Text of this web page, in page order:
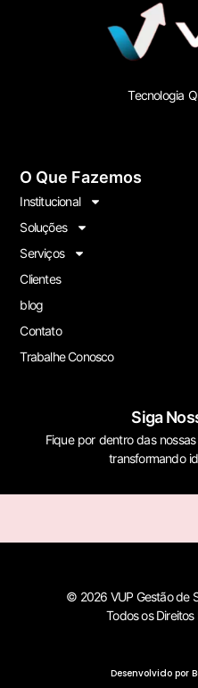
Tecnologia
O Que Fazemos
Institucional
Soluções
Serviços
Clientes
blog
Contato
Trabalhe Conosco
Siga
Fique por dentro das
transformando
© 2026 VUP Gestão de
Todos os
Desenvolvido por